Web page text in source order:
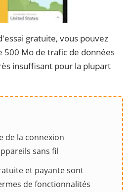
gratuite, vous pouvez
Mo de trafic de données
insuffisant pour la plupart
de la connexion
sans fil
et payante sont
de fonctionnalités